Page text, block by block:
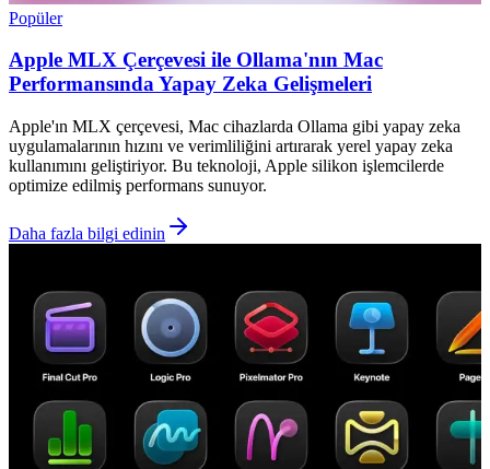
Popüler
Apple MLX Çerçevesi ile Ollama'nın Mac
Performansında Yapay Zeka Gelişmeleri
Apple'ın MLX çerçevesi, Mac cihazlarda Ollama gibi yapay zeka
uygulamalarının hızını ve verimliliğini artırarak yerel yapay zeka
kullanımını geliştiriyor. Bu teknoloji, Apple silikon işlemcilerde
optimize edilmiş performans sunuyor.
Daha fazla bilgi edinin